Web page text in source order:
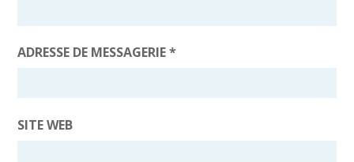
ADRESSE DE MESSAGERIE*
SITE WEB